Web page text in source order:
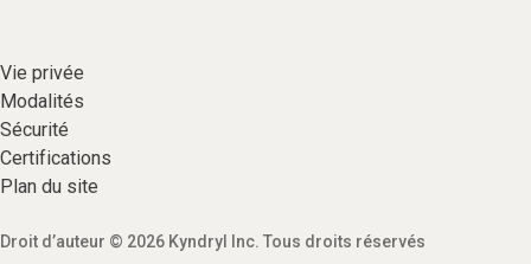
Vie privée​
Modalités
Sécurité​
Certifications
Plan du site​
Droit d’auteur © 2026 Kyndryl Inc. Tous droits réservés​